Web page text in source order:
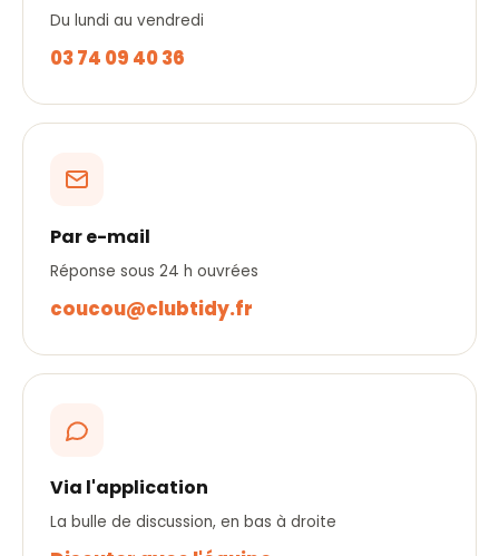
Du lundi au vendredi
03 74 09 40 36
Par e-mail
Réponse sous 24 h ouvrées
coucou@clubtidy.fr
Via l'application
La bulle de discussion, en bas à droite